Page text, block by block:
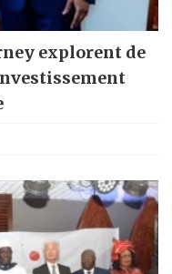
explorent de